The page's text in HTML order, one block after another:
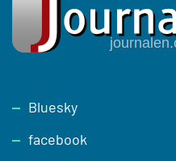
Footer
Bluesky
facebook